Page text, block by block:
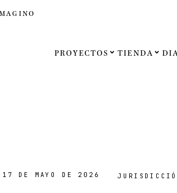
PROYECTOS TIENDA
DE MAYO DE 2026